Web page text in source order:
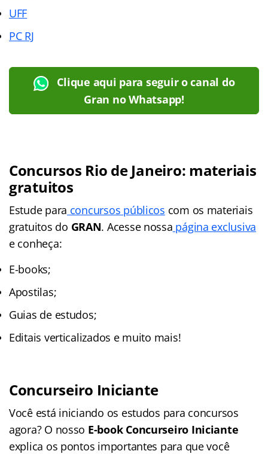
UFF
PC RJ
Clique aqui para seguir o canal do
Gran no Whatsapp!
Concursos Rio de Janeiro: materiais
gratuitos
Estude para concursos públicos com os materiais
gratuitos do GRAN. Acesse nossa página exclusiva
e conheça:
E-books;
Apostilas;
Guias de estudos;
Editais verticalizados e muito mais!
Concurseiro Iniciante
Você está iniciando os estudos para concursos
agora? O nosso E-book Concurseiro Iniciante
explica os pontos importantes para que você